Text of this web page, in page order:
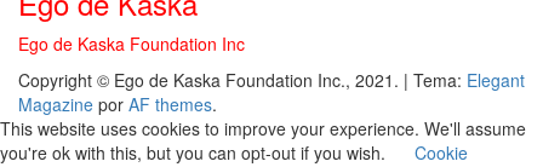
Ego de Kaska Foundation Inc
Copyright © Ego de Kaska Foundation Inc., 2021. | Tema: Elegant
Magazine por AF themes.
This website uses cookies to improve your experience. We'll assume
you're ok with this, but you can opt-out if you wish.
Cookie